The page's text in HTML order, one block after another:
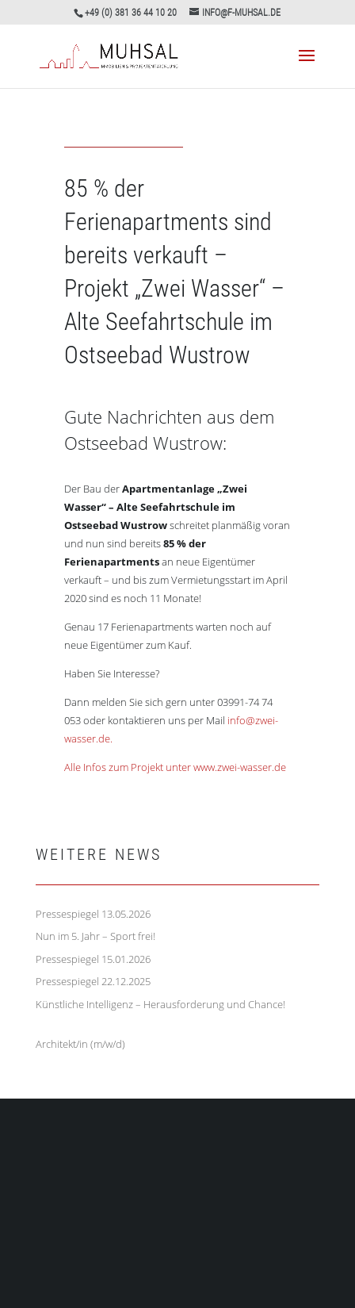
+49 (0) 381 36 44 10 20 INFO@F-MUHSAL.DE
85 % der
Ferienapartments sind
bereits verkauft –
Projekt „Zwei Wasser“ –
Alte Seefahrtschule im
Ostseebad Wustrow
Gute Nachrichten aus dem
Ostseebad Wustrow:
Der Bau derApartmentanlage „Zwei
Wasser“ – Alte Seefahrtschule im
Ostseebad Wustrowschreitet planmäßig voran
und nun sind bereits85 % der
Ferienapartmentsan neue Eigentümer
verkauft – und bis zum Vermietungsstart im April
2020 sind es noch 11 Monate!
Genau 17 Ferienapartments warten noch auf
neue Eigentümer zum Kauf.
Haben Sie Interesse?
Dann melden Sie sich gern unter 03991-74 74
053 oder kontaktieren uns per Mail info@zwei-
wasser.de.
Alle Infos zum Projekt unter www.zwei-wasser.de
WEITERE NEWS
Pressespiegel 13.05.2026
Nun im 5. Jahr – Sport frei!
Pressespiegel 15.01.2026
Pressespiegel 22.12.2025
Künstliche Intelligenz – Herausforderung und Chance!
Architekt/in (m/w/d)